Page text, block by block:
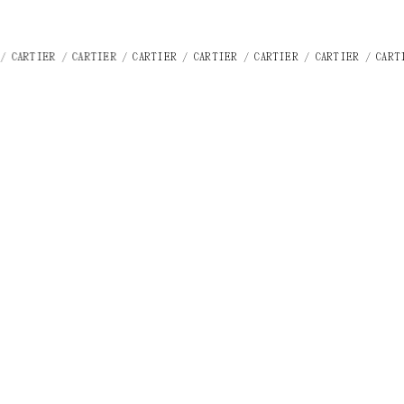
/ CARTIER / CARTIER/ CARTIER / CARTIER / CARTIER / CARTIER /